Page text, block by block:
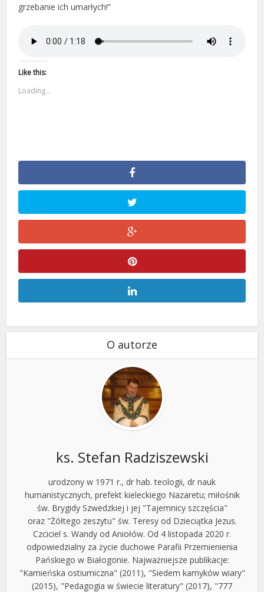
grzebanie ich umarłych!”
Like this:
Loading...
O autorze
ks. Stefan Radziszewski
urodzony w 1971 r., dr hab. teologii, dr nauk
humanistycznych, prefekt kieleckiego Nazaretu; miłośnik
św. Brygidy Szwedzkiej i jej "Tajemnicy szczęścia"
oraz "Żółtego zeszytu" św. Teresy od Dzieciątka Jezus.
Czciciel s. Wandy od Aniołów. Od 4 listopada 2020 r.
odpowiedzialny za życie duchowe Parafii Przemienienia
Pańskiego w Białogonie. Najważniejsze publikacje:
"Kamieńska ostiumiczna" (2011), "Siedem kamyków wiary"
(2015), "Pedagogia w świecie literatury" (2017), "777